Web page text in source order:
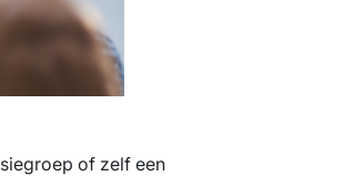
of zelf een